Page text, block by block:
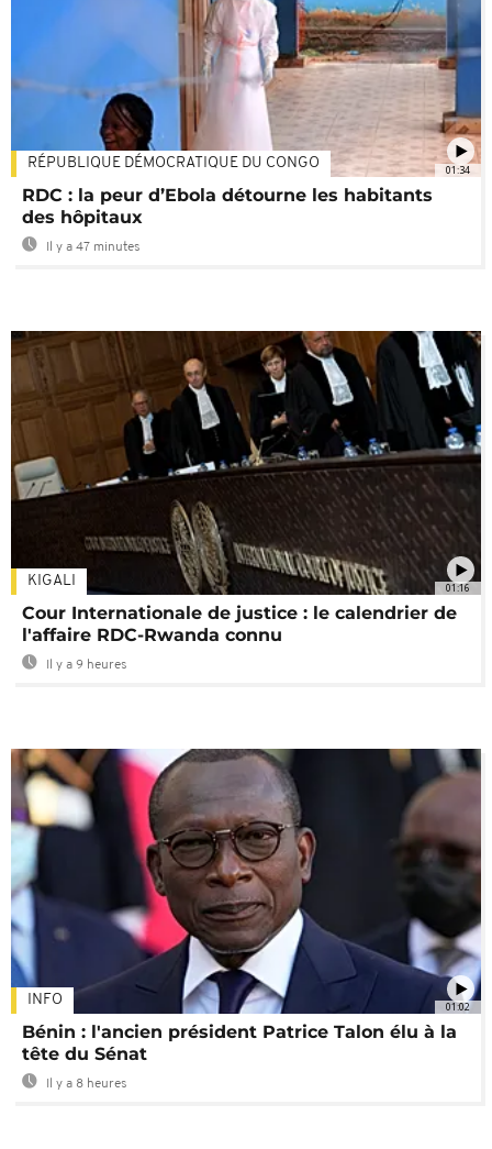
01:34
RÉPUBLIQUE DÉMOCRATIQUE DU CONGO
RDC : la peur d’Ebola détourne les habitants
des hôpitaux
Il y a 47 minutes
01:16
KIGALI
Cour Internationale de justice : le calendrier de
l'affaire RDC-Rwanda connu
Il y a 9 heures
01:02
INFO
Bénin : l'ancien président Patrice Talon élu à la
tête du Sénat
Il y a 8 heures